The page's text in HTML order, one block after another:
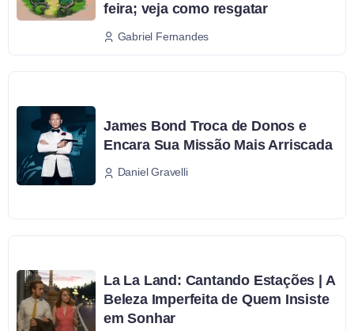
feira; veja como resgatar
Gabriel Fernandes
James Bond Troca de Donos e
Encara Sua Missão Mais Arriscada
Daniel Gravelli
La La Land: Cantando Estações | A
Beleza Imperfeita de Quem Insiste
em Sonhar